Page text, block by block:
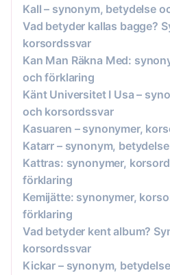
Kall – synonym, betydelse
Vad betyder kallas bagge?
korsordssvar
Kan Man Räkna Med:
och förklaring
Känt Universitet I Usa –
och korsordssvar
Kasuaren – synonymer,
Katarr – synonym,
Kattras: synonymer,
förklaring
Kemijätte: synonymer,
förklaring
Vad betyder kent album?
korsordssvar
Kickar – synonym,